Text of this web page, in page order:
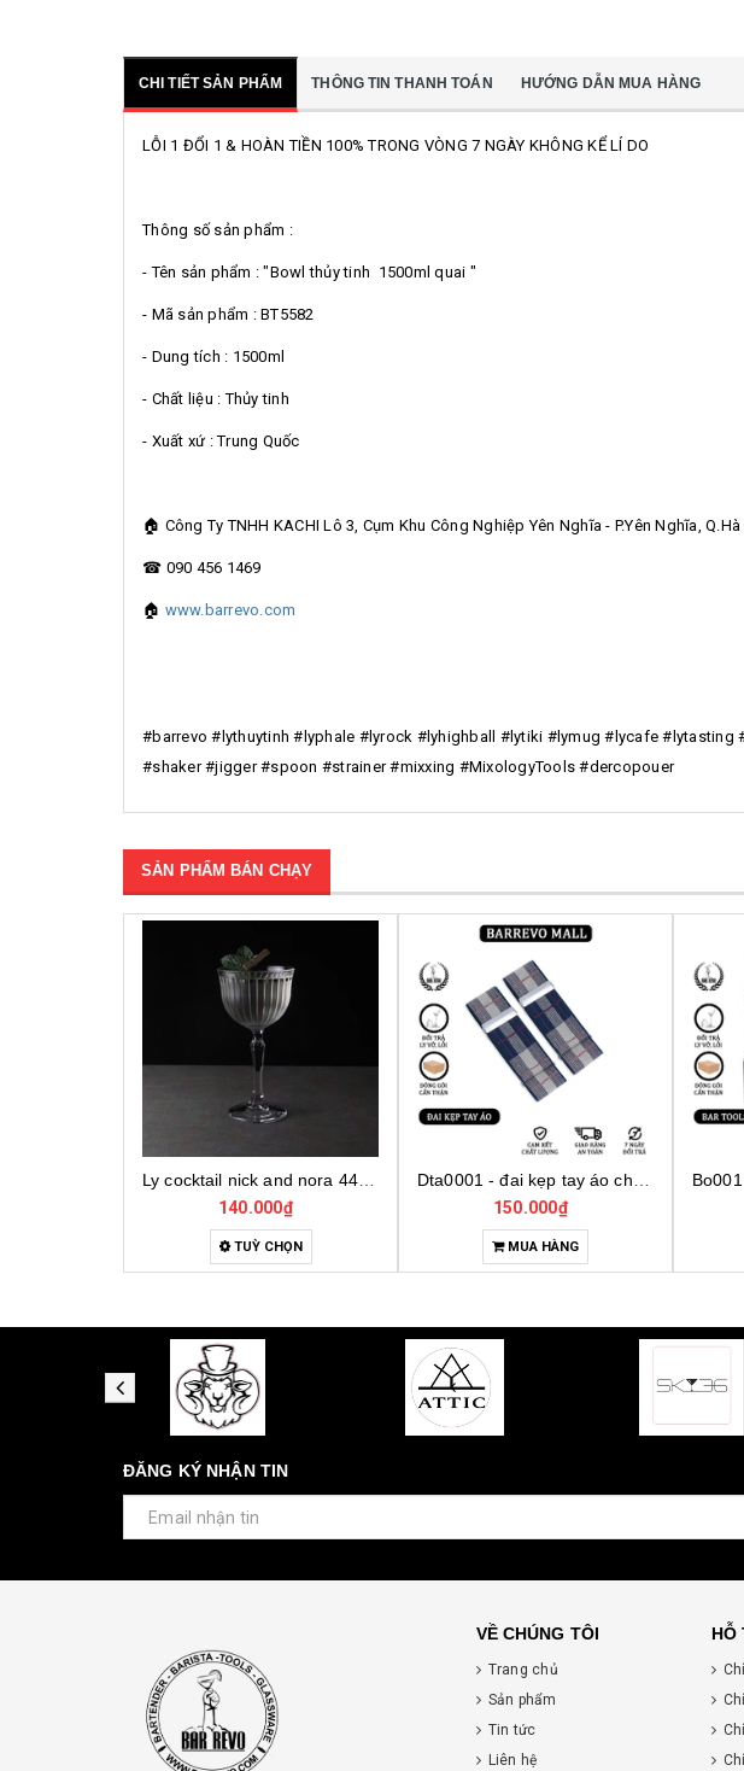
CHI TIẾT SẢN PHẨM THÔNG TIN THANH TOÁN HƯỚNG DẪN MUA HÀNG
LỖI 1 ĐỔI 1 & HOÀN TIỀN 100% TRONG VÒNG 7 NGÀY KHÔNG KỂ LÍ DO
Thông số sản phẩm :
- Tên sản phẩm : "Bowl thủy tinh 1500ml quai "
- Mã sản phẩm : BT5582
- Dung tích : 1500ml
- Chất liệu : Thủy tinh
- Xuất xứ : Trung Quốc
🏠 Công Ty TNHH KACHI Lô 3, Cụm Khu Công Nghiệp Yên Nghĩa - P.Yên Nghĩa,
☎ 090 456 1469
🏠 www.barrevo.com
#barrevo #lythuytinh #lyphale #lyrock #lyhighball #lytiki #lymug #lycafe
#shaker #jigger #spoon #strainer #mixxing #MixologyTools #dercopouer
SẢN PHẨM BÁN CHẠY
Ly cocktail nick and nora 440290, ly thủy tinh cocktail cao cấp, ly thủy tinh thổ nhĩ kỳ
140.000₫
TUỲ CHỌN
150.000₫
MUA HÀNG
ĐĂNG KÝ NHẬN TIN
VỀ CHÚNG TÔI
Trang chủ
Sản phẩm
Tin tức
Liên hệ
HỖ